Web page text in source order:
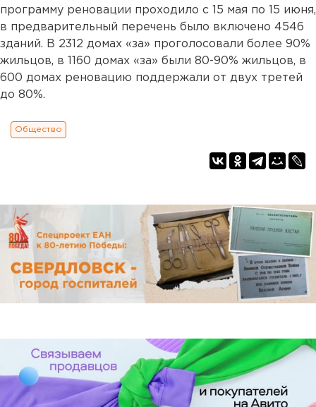
программу реновации проходило с 15 мая по 15 июня,
в предварительный перечень было включено 4546
зданий. В 2312 домах «за» проголосовали более 90%
жильцов, в 1160 домах «за» были 80-90% жильцов, в
600 домах реновацию поддержали от двух третей
до 80%.
Общество